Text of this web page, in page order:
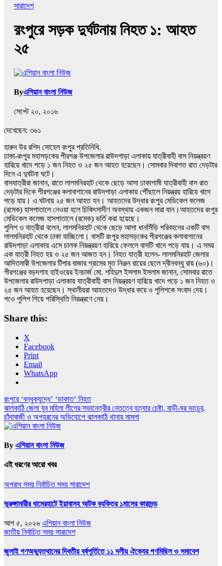
সারাদেশ
রংপুরে সড়ক দুর্ঘটনায় নিহত ১: আহত
২৫
Byএশিয়ান বাংলা নিউজ
সেপ্টে ২০, ২০১৬
দেখেছেন: ৩৬১
হারুন উর রশিদ সোহেল রংপুর প্রতিনিধি.
ঢাকা-রংপুর মহাসড়কের পীরগঞ্জ উপজেলার রাউদপাড়া এলাকায় যাত্রীবাহী বাস নিয়ন্ত্রয়ণ
হারিয়ে খাদে পড়ে ১ জন নিহত ও ২৫ জন আহত হয়েছেন। সোমবার দিবাগত রাত দেড়টার
দিনে এ দুর্ঘটনা ঘটে।
বাসযাত্রীরা জানান, রাতে লালমনিরহাট থেকে ছেড়ে আসা ঢাকাগামী যাত্রীবাহী বাস রাত
দেড়টার দিকে পীরগঞ্জের কলাবাগানের রাউদপাড়‍া এলাকায় পৌঁছালে নিয়ন্ত্রয় হারিয়ে খাদে
পড়ে যায়। এ ঘটনায় ২৫ জন আহত হন। আহতদের উদ্ধার রংপুর মেডিকেল কলেজ
(রমেক) হাসপাতালে নেওয়া হলে চিকিৎসাদীণ অবস্থায় একজন মারা যান।আহতদের রংপুর
মেডিকেল কলেজ হাসপাতালে (রমেক) ভর্তি করা হয়েছে।
পুলিশ ও যাত্রীরা বলেন, লালমনিরহাট থেকে ছেড়ে আসা ধানসিঁড়ি পরিবহনের একটি বাস
লালমনিরহাট থেকে ঢাকা যাচ্ছিলো। বাসটি রংপুর মহাসড়কের পীরগঞ্জের কলাবাগানের
রাউদপাড়া এলাকায় এসে চালক নিয়ন্ত্রয়ণ হারিয়ে ফেললে বাসটি খাদে পড়ে যায়। এ সময়
এক যাত্রী নিহত হয় ও ২৫ জন আজত হন। নিহত যাত্রী হলেন- লালমনিরহাট জেলার
আদিতমারী উপজেলার টিপার বাজার গ্রামের মৃত নিঞ্জন রায়ের ছেলে দ্বীনবন্ধু রায় (৬০)।
পীরগঞ্জের বড়দগাহ হাইওয়ের ইনচার্জ মো. শহিদুল ইসলাম ইসলাম জানান, সোমবার রাতে
উপজেলার রাউদপাড়া এলাকায় যাত্রীবাহী বাস নিয়ন্ত্রয়ণ হারিয়ে খাদে পড়ে ১ জন নিহত ও
২৫ জন আহত হয়েছেন। স্থানীয়রা আহতদেও উদ্ধার করে ও পুলিশকে সংবাদ দেয়।
পওে পুলিশ গিয়ে পরিস্থিতি নিয়ন্ত্রণে নেয়।
Share this:
X
Facebook
Print
Email
WhatsApp
Post
navigation
রংপুরে ‘বন্ধুকযুদ্ধে’ ‘ডাকাত’ নিহত
ঝালকাঠি জেলা যুব মহিলা লীগের সভানেত্রীর নেতত্বে হত্যার চেষ্টা, বাড়ী-ঘর ভাংচুর,
চাঁদাবাজী ও অপহরনের অভিযোগে ঝালকাঠি থানায় মামলা
By এশিয়ান বাংলা নিউজ
এই ধরণের আরো খবর
অপরাধ সময় নির্বাচিত সময় সারাদেশ
ভূরুঙ্গামারীর ধামেরহাটে ইয়াবাসহ আটক ব‍্যক্তির ১মাসের কারাদন্ড
আগ ৫, ২০২৬ এশিয়ান বাংলা নিউজ
জাতীয় নির্বাচিত সময় সারাদেশ
জুলাই গণঅভ্যুত্থানের দ্বিতীয় বর্ষপূর্তিতে ১১ দলীয় ঐক্যের গণমিছিল ও সমাবেশ